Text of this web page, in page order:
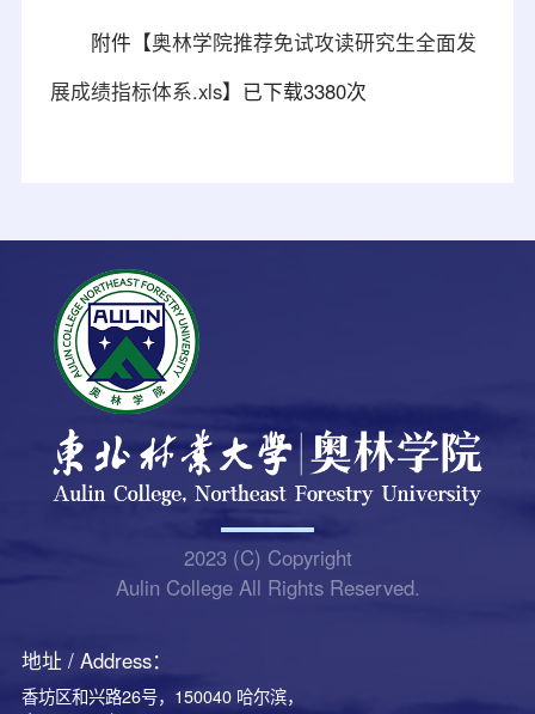
附件【奥林学院推荐免试攻读研究生全面发
展成绩指标体系.xls】已下载3380次
2023 (C) Copyright
Aulin College All Rights Reserved.
地址 / Address：
香坊区和兴路26号，150040 哈尔滨，